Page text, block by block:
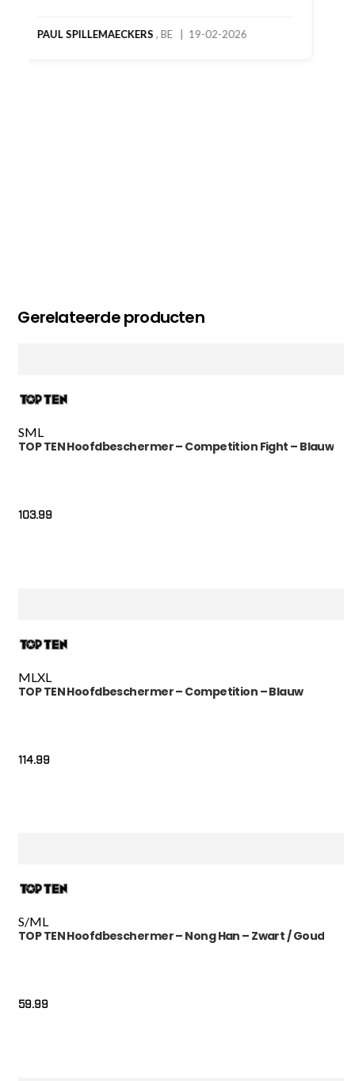
bestelling al ontvangen met gifts, waardoor je
Gerelateerde producten
SML
TOP TEN Hoofdbeschermer – Competition Fight – Blauw
103.99
ML XL
TOP TEN Hoofdbeschermer – Competition – Blauw
114.99
S/ML
TOP TEN Hoofdbeschermer – Nong Han – Zwart / Goud
59.99